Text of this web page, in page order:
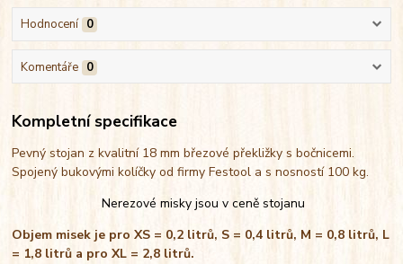
Hodnocení 0
Komentáře 0
Kompletní specifikace
Pevný stojan z kvalitní 18 mm březové překližky s bočnicemi.
Spojený bukovými kolíčky od firmy Festool a s nosností 100 kg.
Nerezové misky jsou v ceně stojanu
Objem misek je pro XS = 0,2 litrů, S = 0,4 litrů, M = 0,8 litrů, L
= 1,8 litrů a pro XL = 2,8 litrů.